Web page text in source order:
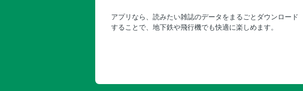
アプリなら、読みたい雑誌のデータをまるごとダウンロード
することで、地下鉄や飛行機でも快適に楽しめます。